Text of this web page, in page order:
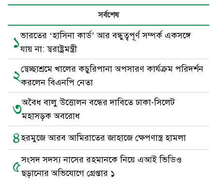
সর্বশেষ
১ভারতের ‘হাসিনা কার্ড’ আর বন্ধুত্বপূর্ণ সম্পর্ক একসঙ্গে
যায় না: স্বরাষ্ট্রমন্ত্রী
২স্বেচ্ছাশ্রমে খালের কচুরিপানা অপসারণ কার্যক্রম পরিদর্শন
করলেন বিএনপি নেতা
৩অবৈধ বালু উত্তোলন বন্ধের দাবিতে ঢাকা-সিলেট
মহাসড়ক অবরোধ
৪হরমুজে আরব আমিরাতের জাহাজে ক্ষেপণাস্ত্র হামলা
৫সংসদ সদস্য নাসের রহমানকে নিয়ে এআই ভিডিও
ছড়ানোর অভিযোগে গ্রেপ্তার ১